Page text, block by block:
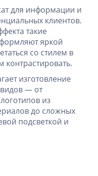
для информации и
клиентов.
такие
яркой
со стилем в
изготовление
— от
из
до сложных
подсветкой и